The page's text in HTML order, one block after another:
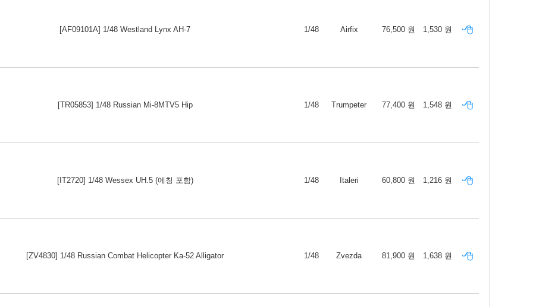
[AF09101A] 1/48 Westland Lynx AH-7 1/48 Airfix 76,500 원 1,530 원
[TR05853] 1/48 Russian Mi-8MTV5 Hip 1/48 Trumpeter 77,400 원 1,548 원
[IT2720] 1/48 Wessex UH.5 (에칭 포함) 1/48 Italeri 60,800 원 1,216 원
[ZV4830] 1/48 Russian Combat Helicopter Ka-52 Alligator 1/48 Zvezda 81,900 원 1,638 원